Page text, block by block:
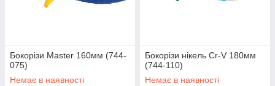
Бокорізи Master 160мм (744-
075)
Немає в наявності
Бокорізи нікель Cr-V 180мм
(744-110)
Немає в наявності